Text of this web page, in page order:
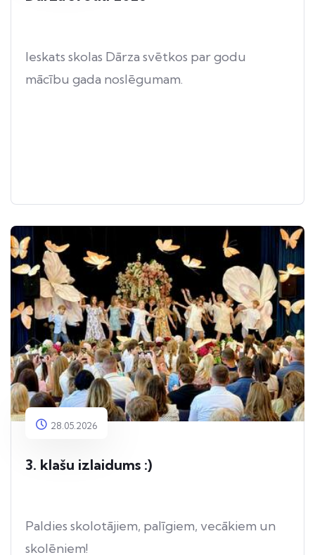
Ieskats skolas Dārza svētkos par godu
mācību gada noslēgumam.
28.05.2026
3. klašu izlaidums :)
Paldies skolotājiem, palīgiem, vecākiem un
skolēniem!